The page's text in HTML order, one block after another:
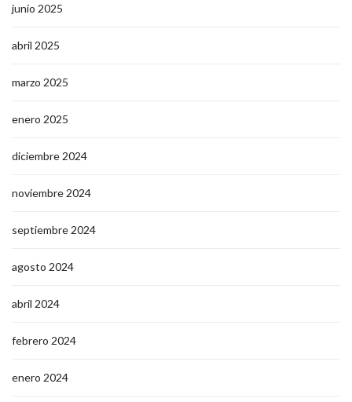
junio 2025
abril 2025
marzo 2025
enero 2025
diciembre 2024
noviembre 2024
septiembre 2024
agosto 2024
abril 2024
febrero 2024
enero 2024